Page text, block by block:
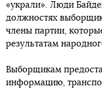
«украли». Люди
должностях
члены партии,
результатам
Выборщикам
информацию,